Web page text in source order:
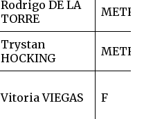
Rodrigo DE LA
TORRE
METRO
Trystan
HOCKING
METRO
Vitoria VIEGAS F